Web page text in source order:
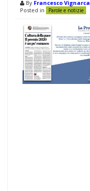
By Francesco Vignarca
Posted in
Parole e notizie